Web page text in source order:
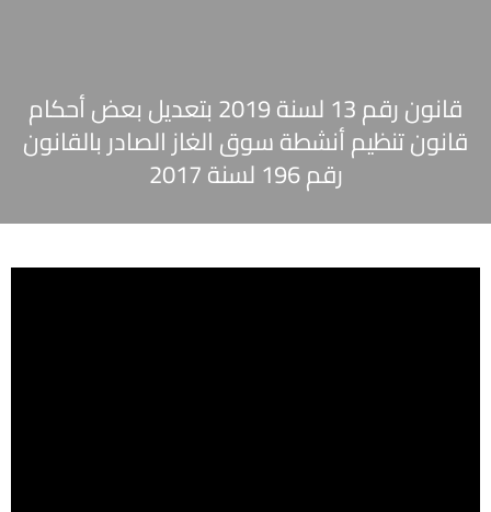
قانون رقم 13 لسنة 2019 بتعديل بعض أحكام
قانون تنظيم أنشطة سوق الغاز الصادر بالقانون
رقم 196 لسنة 2017